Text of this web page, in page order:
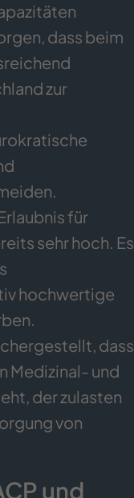
dass beim
zur
für
sehr hoch. Es
hochwertige
dass
Medizinal- und
der zulasten
von
und